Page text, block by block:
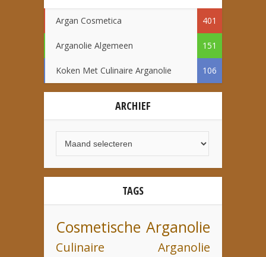
Argan Cosmetica 401
Arganolie Algemeen 151
Koken Met Culinaire Arganolie 106
ARCHIEF
TAGS
Cosmetische Arganolie
Culinaire Arganolie